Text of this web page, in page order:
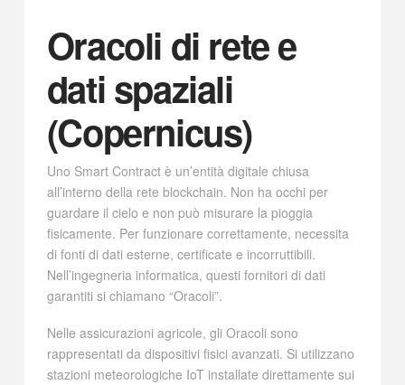
Oracoli di rete e
dati spaziali
(Copernicus)
Uno Smart Contract è un’entità digitale chiusa
all’interno della rete blockchain. Non ha occhi per
guardare il cielo e non può misurare la pioggia
fisicamente. Per funzionare correttamente, necessita
di fonti di dati esterne, certificate e incorruttibili.
Nell’ingegneria informatica, questi fornitori di dati
garantiti si chiamano “Oracoli”.
Nelle assicurazioni agricole, gli Oracoli sono
rappresentati da dispositivi fisici avanzati. Si utilizzano
stazioni meteorologiche IoT installate direttamente sui